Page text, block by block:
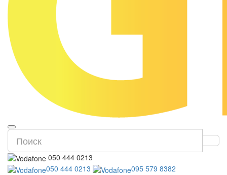
050 444 0213
050 444 0213
095 579 8382